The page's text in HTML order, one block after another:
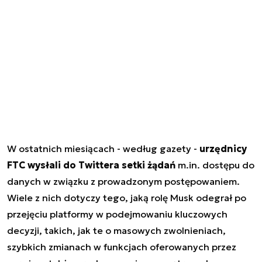
W ostatnich miesiącach - według gazety - urzędnicy
FTC wysłali do Twittera setki żądań m.in. dostępu do
danych w związku z prowadzonym postępowaniem.
Wiele z nich dotyczy tego, jaką rolę Musk odegrał po
przejęciu platformy w podejmowaniu kluczowych
decyzji, takich, jak te o masowych zwolnieniach,
szybkich zmianach w funkcjach oferowanych przez